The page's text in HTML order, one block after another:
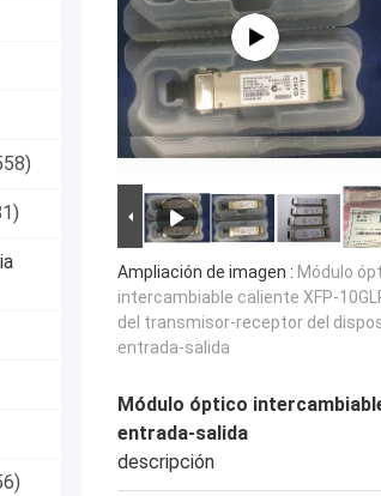
Ampliación de imagen : Módulo
intercambiable caliente XFP-
del transmisor-receptor del
entrada-salida
Módulo óptico
entrada-salida
descripción